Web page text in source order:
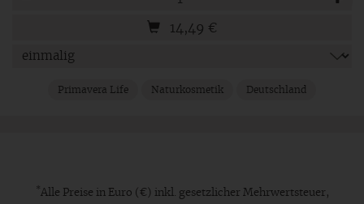
14,49 €
Primavera Life Naturkosmetik Deutschland
*Alle Preise in Euro (€) inkl. gesetzlicher Mehrwertsteuer,